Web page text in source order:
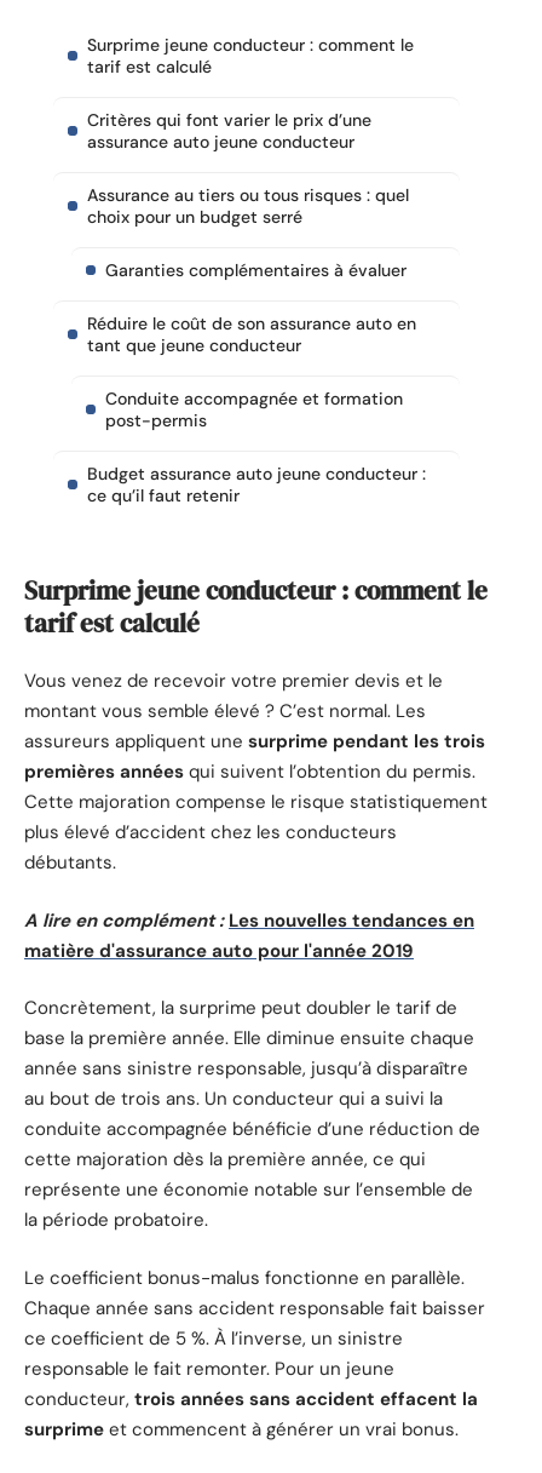
Surprime jeune conducteur : comment le
tarif est calculé
Critères qui font varier le prix d’une
assurance auto jeune conducteur
Assurance au tiers ou tous risques : quel
choix pour un budget serré
Garanties complémentaires à évaluer
Réduire le coût de son assurance auto en
tant que jeune conducteur
Conduite accompagnée et formation
post-permis
Budget assurance auto jeune conducteur :
ce qu’il faut retenir
Surprime jeune conducteur : comment le
tarif est calculé
Vous venez de recevoir votre premier devis et le
montant vous semble élevé ? C’est normal. Les
assureurs appliquent une surprime pendant les trois
premières années qui suivent l’obtention du permis.
Cette majoration compense le risque statistiquement
plus élevé d’accident chez les conducteurs
débutants.
A lire en complément : Les nouvelles tendances en
matière d'assurance auto pour l'année 2019
Concrètement, la surprime peut doubler le tarif de
base la première année. Elle diminue ensuite chaque
année sans sinistre responsable, jusqu’à disparaître
au bout de trois ans. Un conducteur qui a suivi la
conduite accompagnée bénéficie d’une réduction de
cette majoration dès la première année, ce qui
représente une économie notable sur l’ensemble de
la période probatoire.
Le coefficient bonus-malus fonctionne en parallèle.
Chaque année sans accident responsable fait baisser
ce coefficient de 5 %. À l’inverse, un sinistre
responsable le fait remonter. Pour un jeune
conducteur, trois années sans accident effacent la
surprime et commencent à générer un vrai bonus.